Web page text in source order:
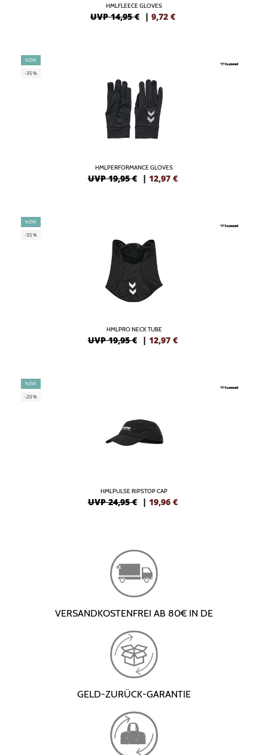
HMLFLEECE GLOVES
UVP 14,95 € | 9,72 €
NEW
-35%
HMLPERFORMANCE GLOVES
UVP 19,95 € | 12,97 €
NEW
-35%
HMLPRO NECK TUBE
UVP 19,95 € | 12,97 €
NEW
-20%
HMLPULSE RIPSTOP CAP
UVP 24,95 € | 19,96 €
VERSANDKOSTENFREI AB 80€ IN DE
GELD-ZURÜCK-GARANTIE